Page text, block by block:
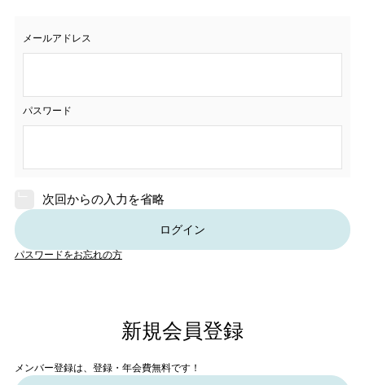
メールアドレス
パスワード
次回からの入力を省略
ログイン
パスワードをお忘れの方
新規会員登録
メンバー登録は、登録・年会費無料です！